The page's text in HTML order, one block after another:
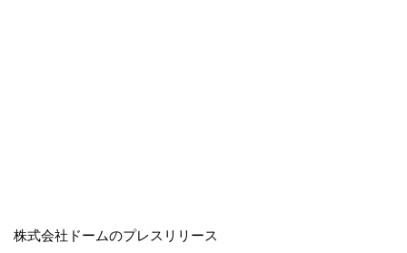
株式会社ドームのプレスリリース